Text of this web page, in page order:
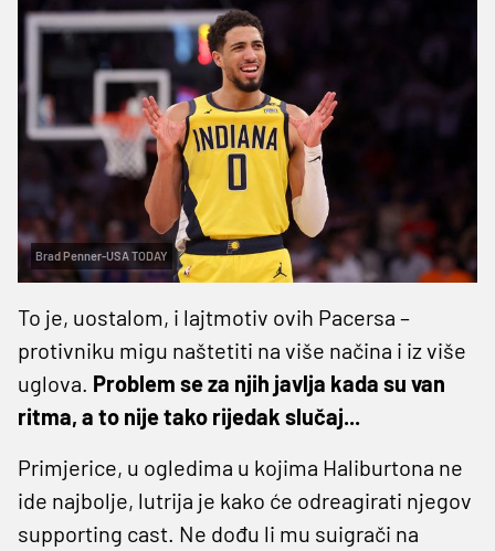
Brad Penner-USA TODAY
To je, uostalom, i lajtmotiv ovih Pacersa –
protivniku migu naštetiti na više načina i iz više
uglova. Problem se za njih javlja kada su van
ritma, a to nije tako rijedak slučaj...
Primjerice, u ogledima u kojima Haliburtona ne
ide najbolje, lutrija je kako će odreagirati njegov
supporting cast. Ne dođu li mu suigrači na